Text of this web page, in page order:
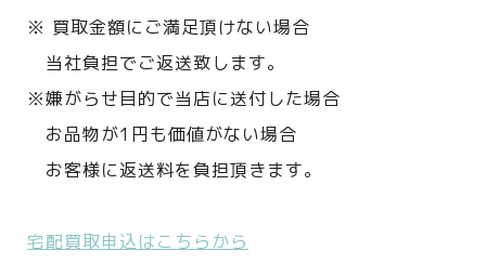
※ 買取金額にご満足頂けない場合
当社負担でご返送致します。
※嫌がらせ目的で当店に送付した場合
お品物が1円も価値がない場合
お客様に返送料を負担頂きます。
宅配買取申込はこちらから